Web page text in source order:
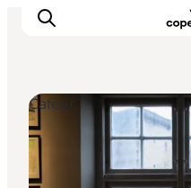
Aktiviteter
Mat och dryck
Cafeer